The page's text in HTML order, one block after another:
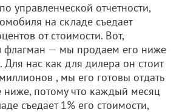
управленческой отчетности,
на складе съедает
от стоимости. Вот,
флагман — мы продаем его ниже
Для нас как для дилера он стоит
, мы его готовы отдать
ниже, потому что каждый месяц
съедает 1% его стоимости,